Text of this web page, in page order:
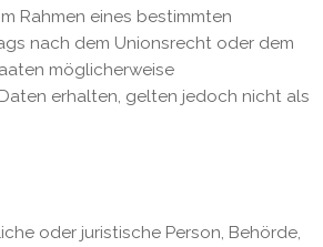
Rahmen eines bestimmten
nach dem Unionsrecht oder dem
möglicherweise
erhalten, gelten jedoch nicht als
oder juristische Person, Behörde,